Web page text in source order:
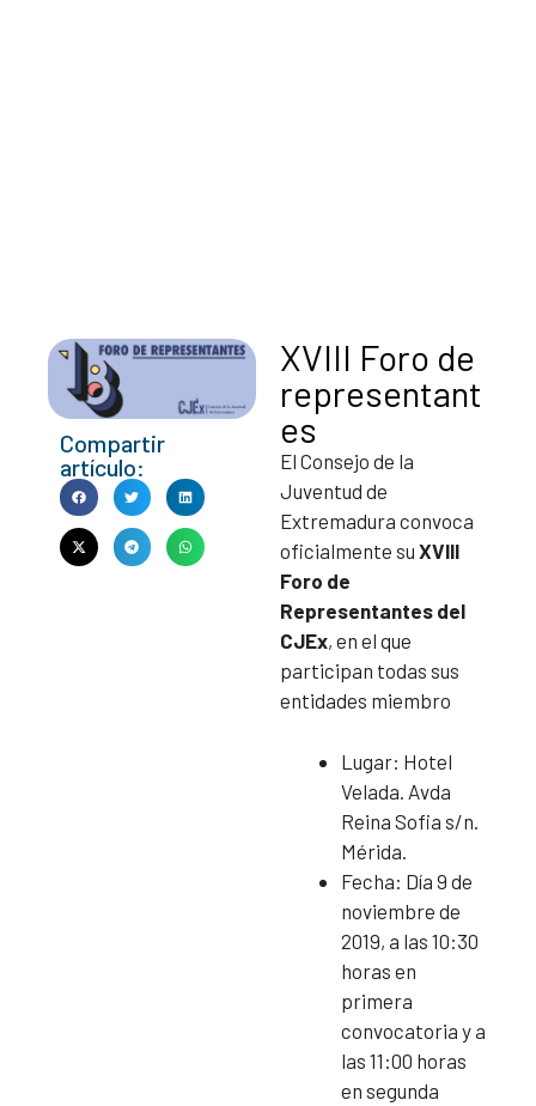
Compartir
artículo:
XVIII Foro de
representant
es
El Consejo de la
Juventud de
Extremadura convoca
oficialmente su XVIII
Foro de
Representantes del
CJEx, en el que
participan todas sus
entidades miembro
Lugar: Hotel
Velada. Avda
Reina Sofia s/n.
Mérida.
Fecha: Día 9 de
noviembre de
2019, a las 10:30
horas en
primera
convocatoria y a
las 11:00 horas
en segunda